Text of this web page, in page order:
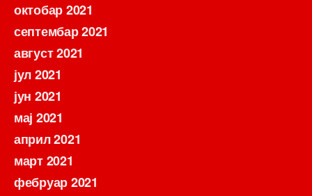
октобар 2021
септембар 2021
август 2021
јул 2021
јун 2021
мај 2021
април 2021
март 2021
фебруар 2021